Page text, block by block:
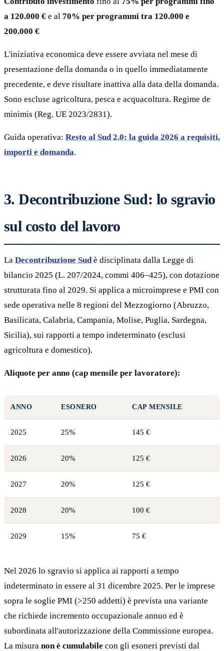
a 120.000 € e al 70% per programmi tra 120.000 e
200.000 €
L'iniziativa economica deve essere avviata nel mese di
presentazione della domanda o in quello immediatamente
precedente, e deve risultare inattiva alla data della domanda.
Sono escluse agricoltura, pesca e acquacoltura. Regime de
minimis (Reg. UE 2023/2831).
Guida operativa: Resto al Sud 2.0: la guida 2026 a requisiti,
importi e domanda.
3. Decontribuzione Sud: lo sgravio
sul costo del lavoro
La Decontribuzione Sud è disciplinata dalla Legge di
bilancio 2025 (L. 207/2024, commi 406–425), con dotazione
strutturata fino al 2029. Si applica a microimprese e PMI con
sede operativa nelle 8 regioni del Mezzogiorno (Abruzzo,
Basilicata, Calabria, Campania, Molise, Puglia, Sardegna,
Sicilia), sui rapporti a tempo indeterminato (esclusi
agricoltura e domestico).
Aliquote per anno (cap mensile per lavoratore):
ANNO ESONERO CAP MENSILE
2025 25% 145 €
2026 20% 125 €
2027 20% 125 €
2028 20% 100 €
2029 15% 75 €
Nel 2026 lo sgravio si applica ai rapporti a tempo
indeterminato in essere al 31 dicembre 2025. Per le imprese
sopra le soglie PMI (>250 addetti) è prevista una variante
che richiede incremento occupazionale annuo ed è
subordinata all'autorizzazione della Commissione europea.
La misura non è cumulabile con gli esoneri previsti dal